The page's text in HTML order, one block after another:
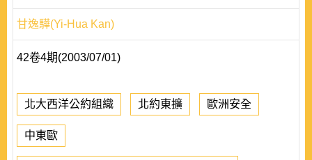
甘逸驊(Yi-Hua Kan)
42卷4期(2003/07/01)
北大西洋公約組織 北約東擴 歐洲安全
中東歐